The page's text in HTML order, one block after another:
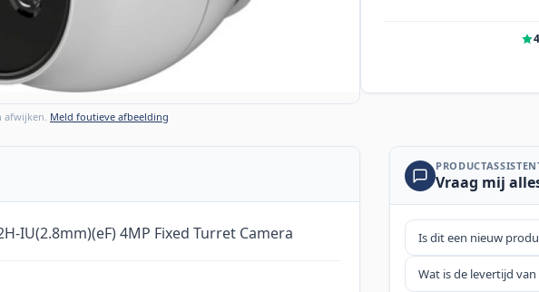
afwijken. Meld foutieve afbeelding
IU(2.8mm)(eF) 4MP Fixed Turret Camera
Vraag mij
Is dit een nieuw
Wat is de levertijd